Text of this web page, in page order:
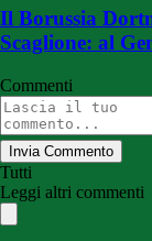
Il Borussia
Scaglione: al
Commenti
Invia Commento
Tutti
Leggi altri commenti